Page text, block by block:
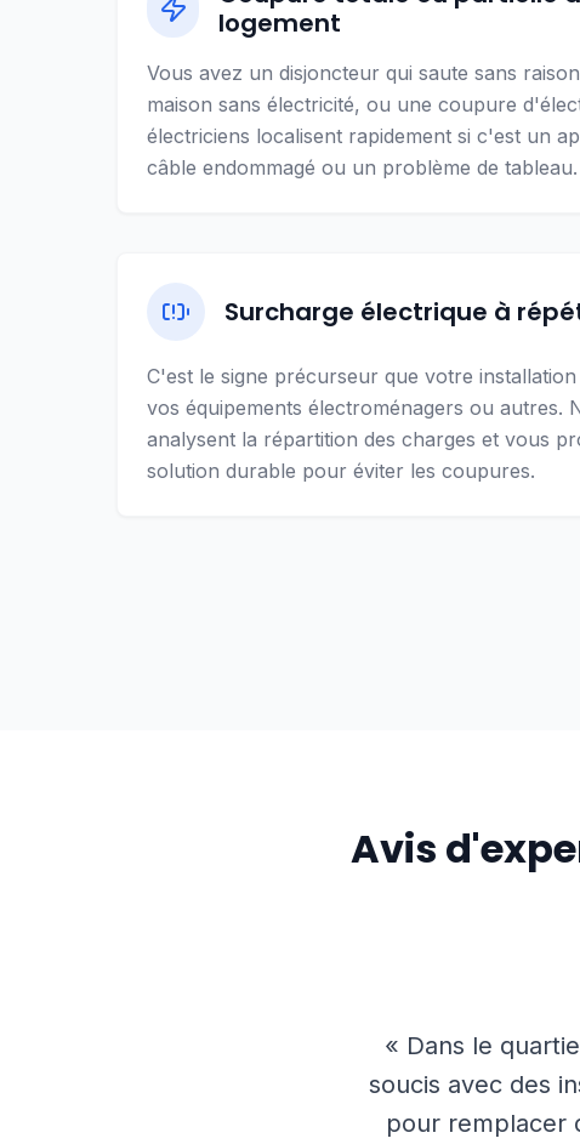
logement
Vous avez un disjoncteur qui saute sans
maison sans électricité, ou une coupure
électriciens localisent rapidement si c'est un
câble endommagé ou un problème de tableau.
Surcharge électrique à
C'est le signe précurseur que votre
vos équipements électroménagers ou autres.
analysent la répartition des charges et vous
solution durable pour éviter les coupures.
Avis
« Dans le
soucis avec des
pour remplacer